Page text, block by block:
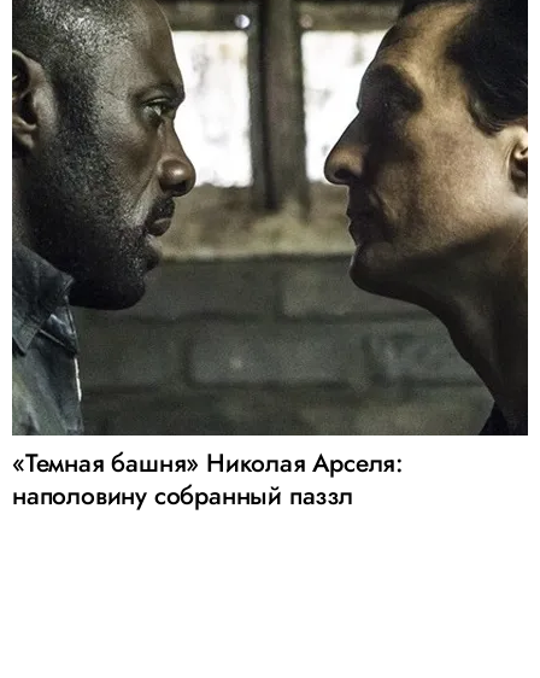
«Темная башня» Николая Арселя:
наполовину собранный паззл